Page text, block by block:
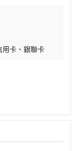
用卡 銀聯卡